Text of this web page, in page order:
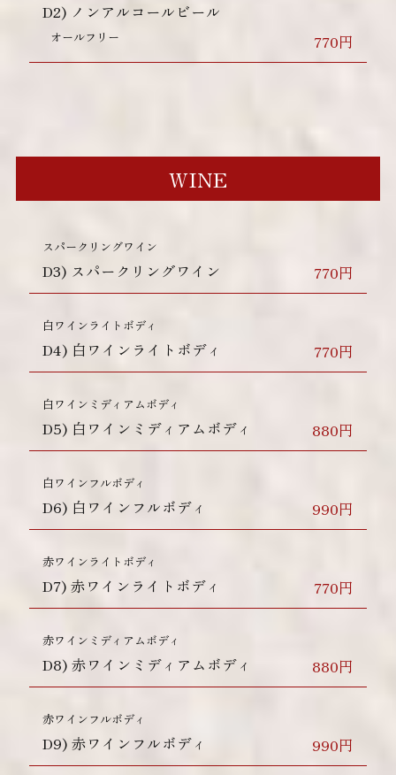
D2) ノンアルコールビール
オールフリー 770円
WINE
スパークリングワイン
D3) スパークリングワイン 770円
白ワインライトボディ
D4) 白ワインライトボディ 770円
白ワインミディアムボディ
D5) 白ワインミディアムボディ 880円
白ワインフルボディ
D6) 白ワインフルボディ 990円
赤ワインライトボディ
D7) 赤ワインライトボディ 770円
赤ワインミディアムボディ
D8) 赤ワインミディアムボディ 880円
赤ワインフルボディ
D9) 赤ワインフルボディ 990円